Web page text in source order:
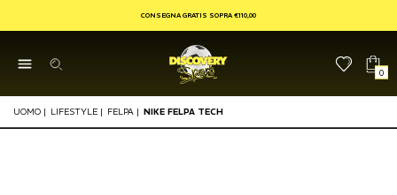
CONSEGNA GRATIS SOPRA €110,00
0
UOMO | LIFESTYLE | FELPA | NIKE FELPA TECH